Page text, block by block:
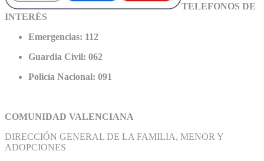
TELEFONOS DE
INTERÉS
Emergencias: 112
Guardia Civil: 062
Policía Nacional: 091
COMUNIDAD VALENCIANA
DIRECCIÓN GENERAL DE LA FAMILIA, MENOR Y
ADOPCIONES